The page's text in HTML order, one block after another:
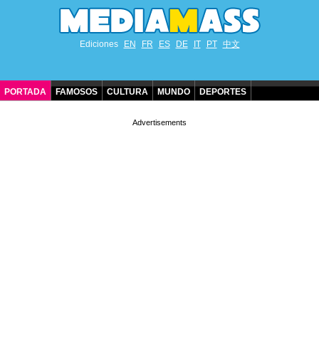
Ediciones EN FR ES DE IT PT 中文
PORTADA FAMOSOS CULTURA MUNDO DEPORTES